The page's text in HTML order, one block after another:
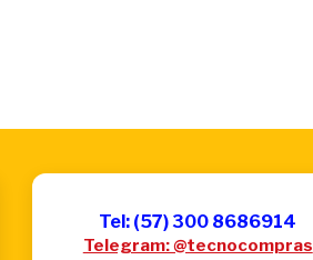
Tel: (57) 300 8686914
Telegram: @tecnocompras